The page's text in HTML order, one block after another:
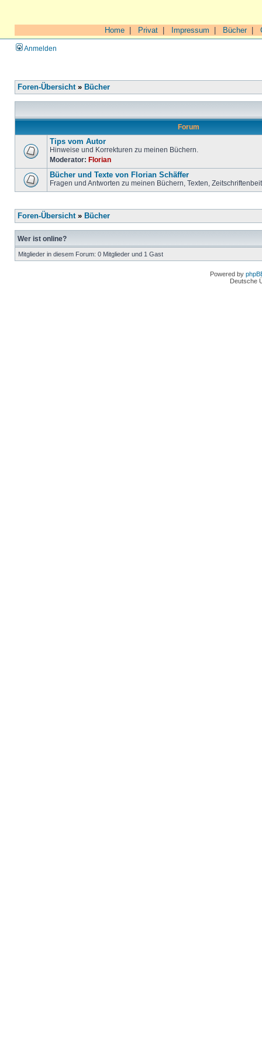
Home Privat Impressum Bücher|
Anmelden
Foren-Übersicht» Bücher
Forum
Tips vom Autor
Hinweise und Korrekturen zu meinen Büchern.
Moderator: Florian
Bücher und Texte von Florian Schäffer
Fragen und Antworten zu meinen Büchern, Texten,
Foren-Übersicht» Bücher
Wer ist online?
Mitglieder in diesem Forum: 0 Mitglieder und 1 Gast
Powered by
Deutsche